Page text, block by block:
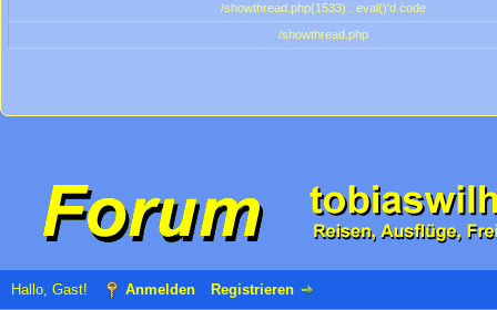
/showthread.php(1533) : eval()'d code
/showthread.php
Hallo, Gast! Anmelden Registrieren